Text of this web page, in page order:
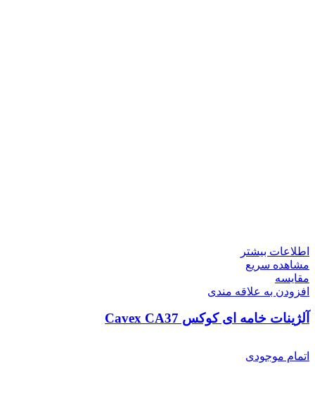
اطلاعات بیشتر
مشاهده سریع
مقایسه
افزودن به علاقه مندی
آلژینات خامه ای کوکس Cavex CA37
اتمام موجودی